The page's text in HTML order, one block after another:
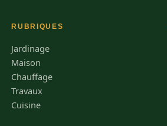
RUBRIQUES
Jardinage
Maison
Chauffage
Travaux
Cuisine